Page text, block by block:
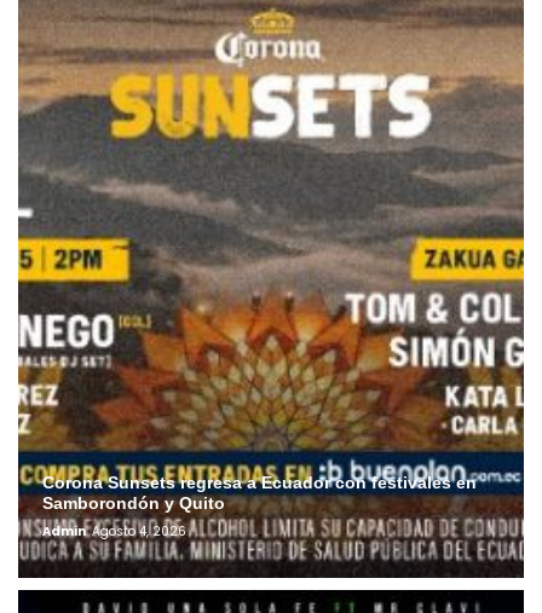
Corona Sunsets regresa a Ecuador con festivales en
Samborondón y Quito
Admin Agosto 4, 2026